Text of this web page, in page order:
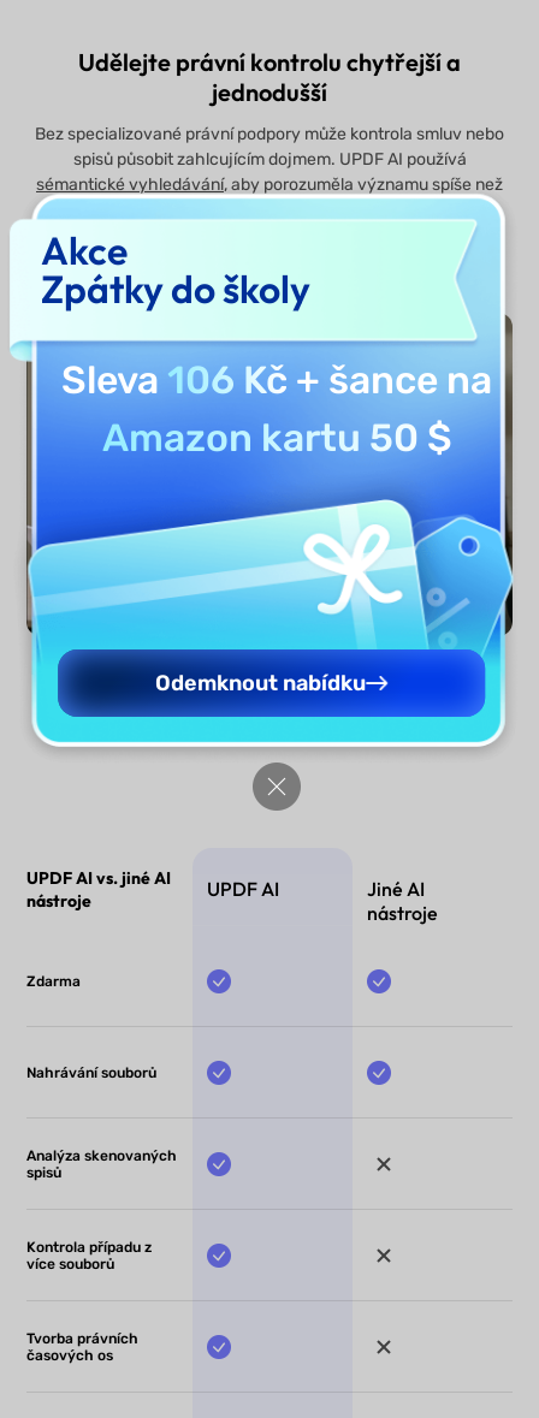
Udělejte právní kontrolu chytřejší a
jednodušší
Bez specializované právní podpory může kontrola smluv nebo
spisů působit zahlcujícím dojmem. UPDF AI používá
sémantické vyhledávání, aby porozuměla významu spíše než
dokumentech vyjádřen různými způsoby, můžete rychle najít
relevantní ustanovení, určit rizika a s jistotou extrahovat
klíčové informace, které potřebujete.
Analyzovat případy nyní
UPDF AI vs. jiné AI
nástroje
UPDF AI
Jiné AI
nástroje
Zdarma
Nahrávání souborů
Analýza skenovaných
spisů
Kontrola případu z
více souborů
Tvorba právních
časových os
Akce
Zpátky do školy
Sleva 106 Kč + šance na
Amazon kartu 50 $
Odemknout nabídku